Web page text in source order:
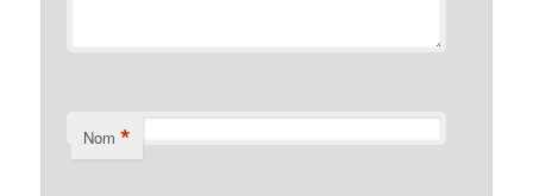
Nom *